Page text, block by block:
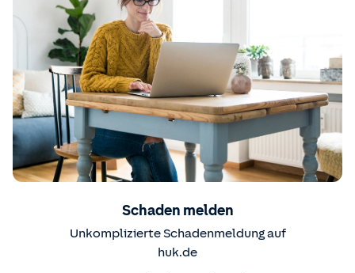
Schaden melden
Unkomplizierte Schadenmeldung auf
huk.de